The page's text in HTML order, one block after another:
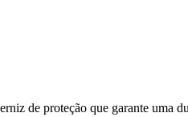
de proteção que garante uma